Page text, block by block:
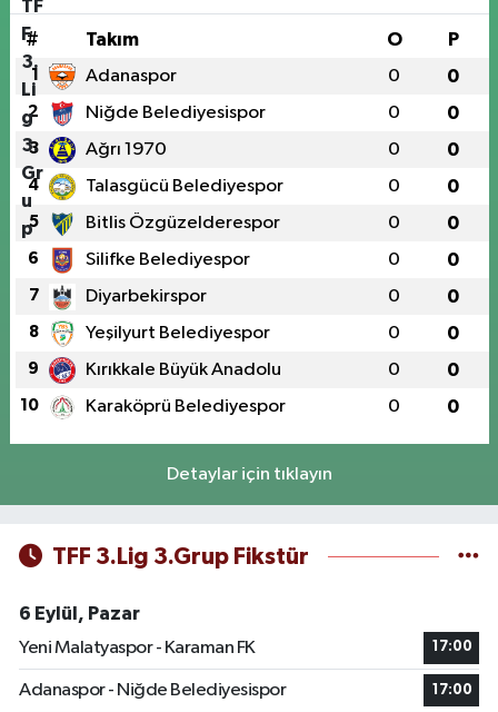
# Takım O P
1 Adanaspor 0 0
2 Niğde Belediyesispor 0 0
3 Ağrı 1970 0 0
4 Talasgücü Belediyespor 0 0
5 Bitlis Özgüzelderespor 0 0
6 Silifke Belediyespor 0 0
7 Diyarbekirspor 0 0
8 Yeşilyurt Belediyespor 0 0
9 Kırıkkale Büyük Anadolu 0 0
10 Karaköprü Belediyespor 0 0
Detaylar için tıklayın
TFF 3.Lig 3.Grup Fikstür
6 Eylül, Pazar
Yeni Malatyaspor - Karaman FK
17:00
Adanaspor - Niğde Belediyesispor 17:00